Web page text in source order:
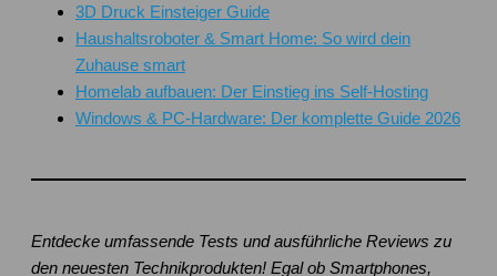
3D Druck Einsteiger Guide
Haushaltsroboter & Smart Home: So wird dein
Zuhause smart
Homelab aufbauen: Der Einstieg ins Self-Hosting
Windows & PC-Hardware: Der komplette Guide 2026
Entdecke umfassende Tests und ausführliche Reviews zu
den neuesten Technikprodukten! Egal ob Smartphones,